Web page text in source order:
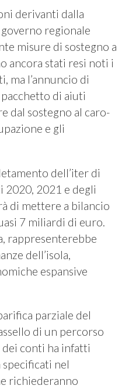
derivanti dalla
regionale
misure di sostegno a
ancora stati resi noti i
ma l’annuncio di
di aiuti
dal sostegno al caro-
e gli
dell’iter di
2021 e degli
di mettere a bilancio
7 miliardi di euro.
rappresenterebbe
dell’isola,
espansive
parziale del
di un percorso
dei conti ha infatti
nel
richiederanno